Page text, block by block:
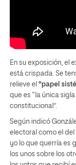
En su exposición, el
está crispada. Se
relieve el “papel
que es “la única
constitucional”.
Según indicó
electoral como el del
yo lo que querría es
los unos sobre los